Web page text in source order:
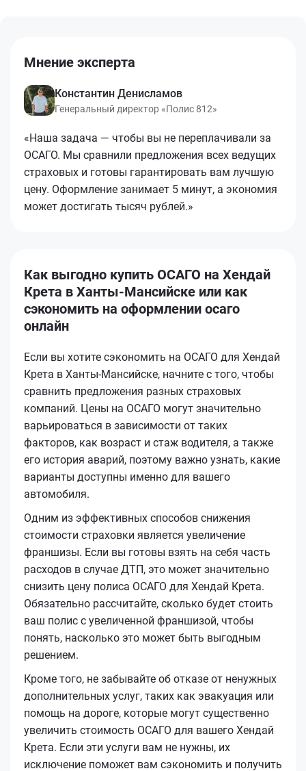
Мнение эксперта
Константин Денисламов
Генеральный директор «Полис 812»
«Наша задача — чтобы вы не переплачивали за
ОСАГО. Мы сравнили предложения всех ведущих
страховых и готовы гарантировать вам лучшую
цену. Оформление занимает 5 минут, а экономия
может достигать тысяч рублей.»
Как выгодно купить ОСАГО на Хендай
Крета в Ханты-Мансийске или как
сэкономить на оформлении осаго
онлайн
Если вы хотите сэкономить на ОСАГО для Хендай
Крета в Ханты-Мансийске, начните с того, чтобы
сравнить предложения разных страховых
компаний. Цены на ОСАГО могут значительно
варьироваться в зависимости от таких
факторов, как возраст и стаж водителя, а также
его история аварий, поэтому важно узнать, какие
варианты доступны именно для вашего
автомобиля.
Одним из эффективных способов снижения
стоимости страховки является увеличение
франшизы. Если вы готовы взять на себя часть
расходов в случае ДТП, это может значительно
снизить цену полиса ОСАГО для Хендай Крета.
Обязательно рассчитайте, сколько будет стоить
ваш полис с увеличенной франшизой, чтобы
понять, насколько это может быть выгодным
решением.
Кроме того, не забывайте об отказе от ненужных
дополнительных услуг, таких как эвакуация или
помощь на дороге, которые могут существенно
увеличить стоимость ОСАГО для вашего Хендай
Крета. Если эти услуги вам не нужны, их
исключение поможет вам сэкономить и получить